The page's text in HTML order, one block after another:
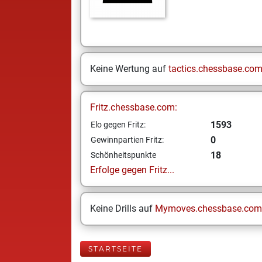
Keine Wertung auf tactics.chessbase.com
Fritz.chessbase.com:
Elo gegen Fritz: 1593
Gewinnpartien Fritz: 0
Schönheitspunkte
18
Erfolge gegen Fritz...
Keine Drills auf Mymoves.chessbase.com
STARTSEITE